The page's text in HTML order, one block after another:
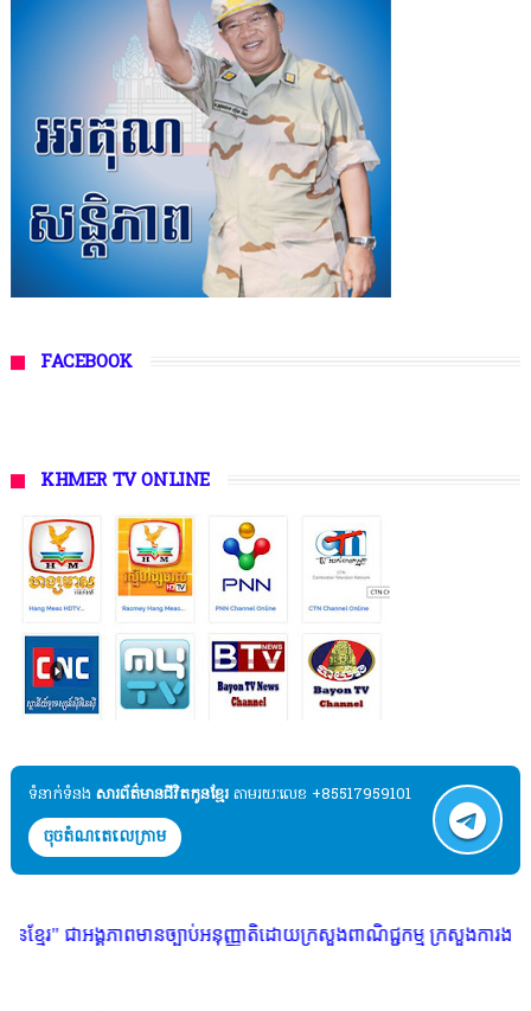
FACEBOOK
KHMER TV ONLINE
ទំនាក់ទំនង​​ សារព័ត៌មានជីវិតកូនខ្មែរ តាមរយៈលេខ +85517959101
ចុចតំណតេលេក្រាម
នច្បាប់អនុញ្ញាតិដោយក្រសួងពាណិជ្ជកម្ម ក្រសួងការងារ ក្រសួងព័ត៌មាន * ក្រ